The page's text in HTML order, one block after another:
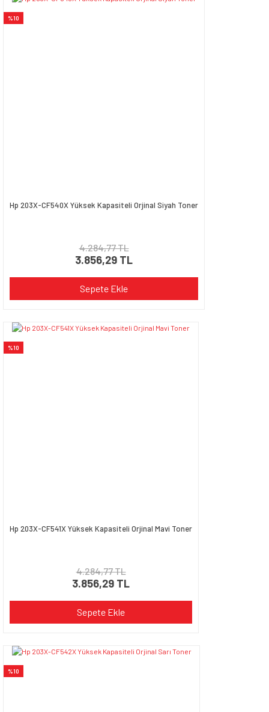
%10
Hp 203X-CF540X Yüksek Kapasiteli Orjinal Siyah Toner
4.284,77 TL
3.856,29 TL
Sepete Ekle
%10
Hp 203X-CF541X Yüksek Kapasiteli Orjinal Mavi Toner
4.284,77 TL
3.856,29 TL
Sepete Ekle
%10